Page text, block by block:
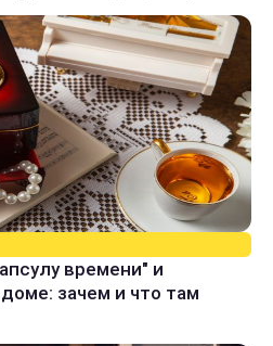
времени" и
зачем и что там